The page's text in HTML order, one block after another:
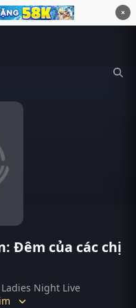
×
Đêm của các chị
Night Live